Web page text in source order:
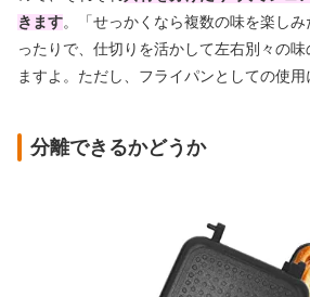
きます。「せっかくなら複数の味を楽し
ったりで、仕切りを活かして左右別々の
ますよ。ただし、フライパンとしての使用
分離できるかどうか